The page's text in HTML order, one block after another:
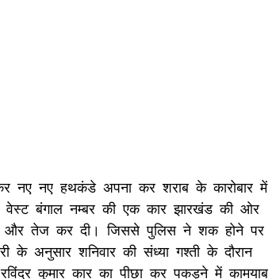
नए नए हथकंडे अपना कर शराब के कारोबार में
वेस्ट बंगाल नम्बर की एक कार झारखंड की ओर
और तेज कर दी। जिससे पुलिस ने शक होने पर
के अनुसार शनिवार की संध्या गश्ती के दौरान
कुमार कार का पीछा कर पकड़ने में कामयाब